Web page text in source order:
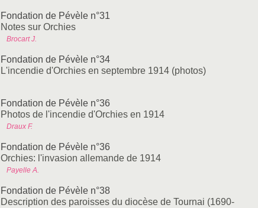
Fondation de Pévèle n°31
Notes sur Orchies
Brocart J.
Fondation de Pévèle n°34
L'incendie d'Orchies en septembre 1914 (photos)
Fondation de Pévèle n°36
Photos de l'incendie d'Orchies en 1914
Draux F.
Fondation de Pévèle n°36
Orchies: l'invasion allemande de 1914
Payelle A.
Fondation de Pévèle n°38
Description des paroisses du diocèse de Tournai (1690-